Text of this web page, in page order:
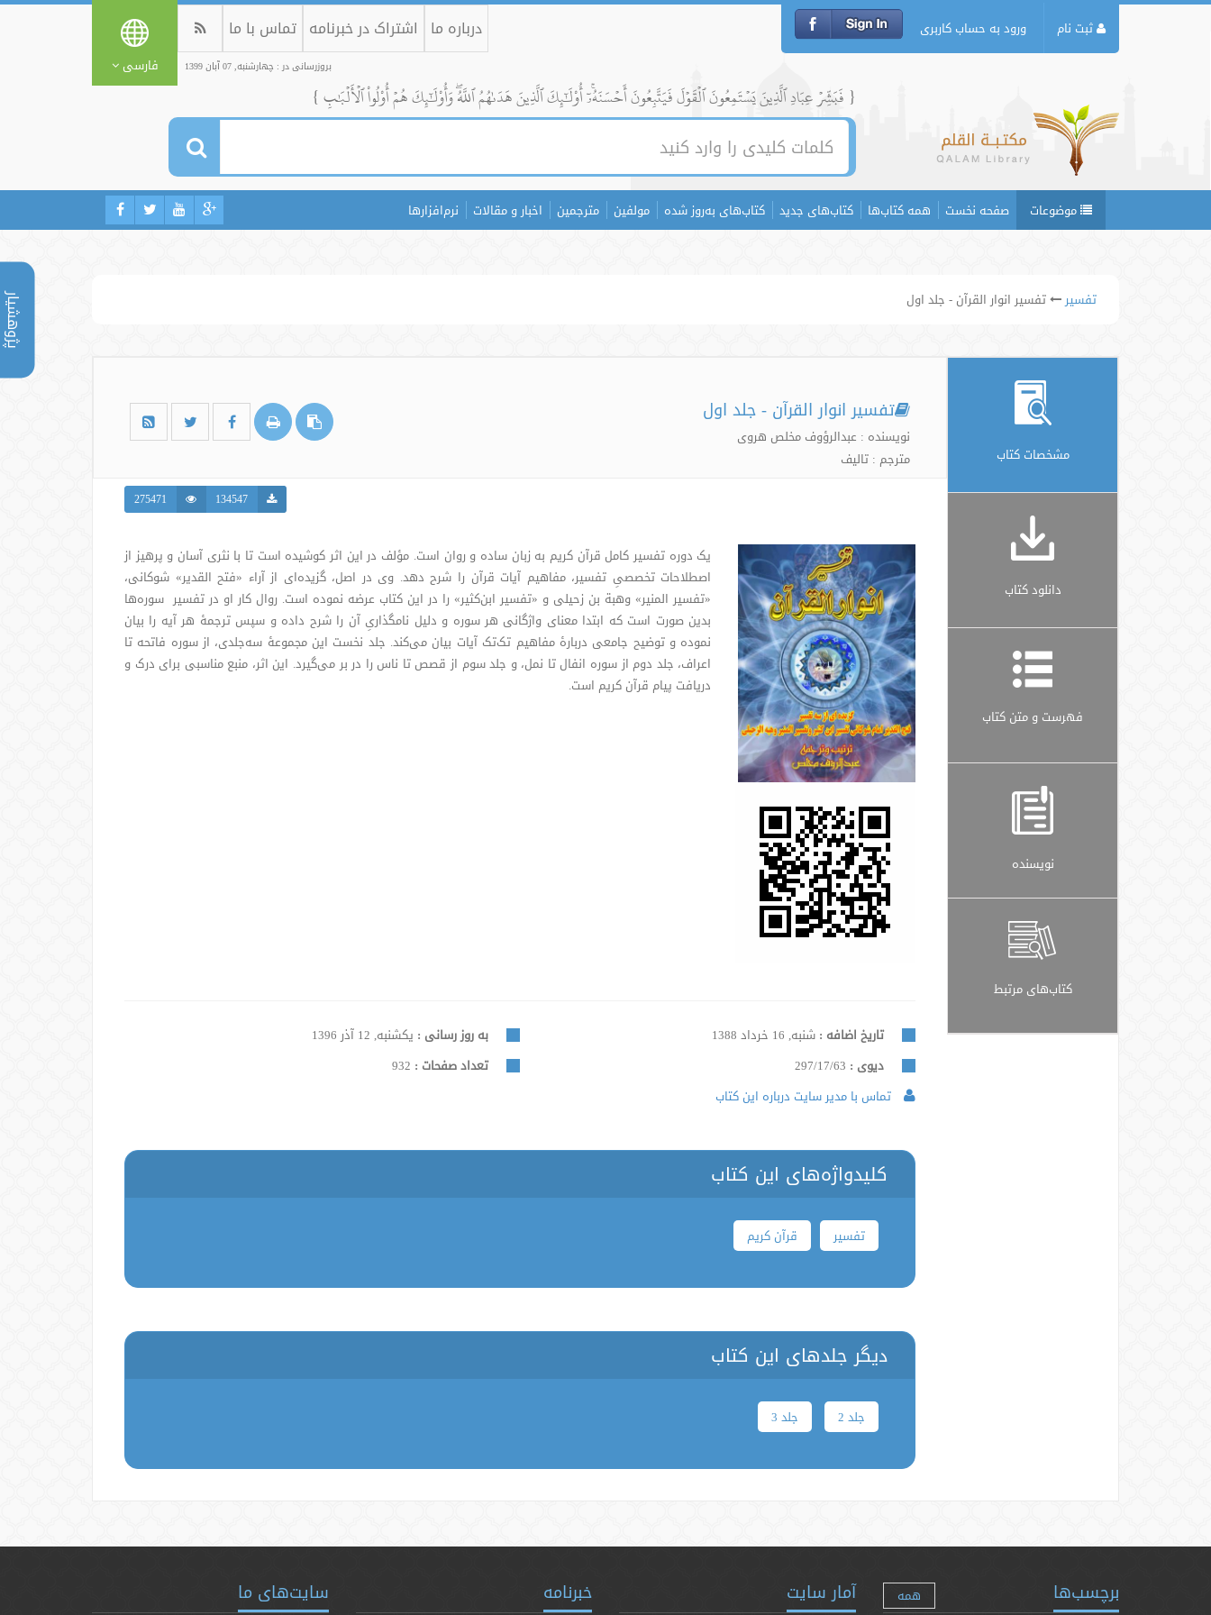
پژوهشیار
ثبت نام ورود به حساب کاربری درباره ما اشتراک در خبرنامه تماس با ما
بروزرسانی در : چهارشنبه, 07 آبان 1399 فارسی
{ فَبَشِّرۡ عِبَادِ ٱلَّذِينَ يَسۡتَمِعُونَ ٱلۡقَوۡلَ فَيَتَّبِعُونَ أَحۡسَنَهُۥٓۚ أُوْلَٰٓئِكَ ٱلَّذِينَ هَدَىٰهُمُ ٱللَّهُۖ وَأُوْلَٰٓئِكَ هُمۡ أُوْلُواْ ٱلۡأَلۡبَٰبِ }
موضوعات صفحه نخست همه کتاب‌ها کتاب‌های جدید کتاب‌های به‌روز شده مولفین مترجمین اخبار و مقالات نرم‌افزارها
تفسیر تفسیر انوار القرآن - جلد اول
مشخصات کتاب
دانلود کتاب
فهرست و متن کتاب
نویسنده
کتاب‌های مرتبط
تفسیر انوار القرآن - جلد اول
نویسنده : عبدالرؤوف مخلص هروی
مترجم : تالیف
134547
275471
یک دوره تفسیر کامل قرآن کریم به زبان ساده و روان است. مؤلف در این اثر کوشیده است تا با نثری آسان و پرهیز از
اصطلاحات تخصصیِ تفسیر، مفاهیم آیات قرآن را شرح دهد. وی در اصل، گزیده‌ای از آراء «فتح القدیر» شوکانی،
«تفسیر المنیر» وهبة بن زحیلی و «تفسیر ابن‌کثیر» را در این کتاب عرضه نموده است. روال کار او در تفسیر سوره‌ها
بدین صورت است که ابتدا معنای واژگانی هر سوره و دلیل نامگذاریِ آن را شرح داده و سپس ترجمۀ هر آیه را بیان
نموده و توضیح جامعی دربارۀ مفاهیم تک‌تک آیات بیان می‌کند. جلد نخست این مجموعۀ سه‌جلدی، از سوره فاتحه تا
اعراف، جلد دوم از سوره انفال تا نمل، و جلد سوم از قصص تا ناس را در بر می‌گیرد. این اثر، منبع مناسبی برای درک و
دریافت پیام قرآن کریم است.
تاریخ اضافه : شنبه, 16 خرداد 1388 به روز رسانی : یکشنبه, 12 آذر 1396
دیوی : 297/17/63 تعداد صفحات :
تماس با مدیر سایت درباره این کتاب
کلیدواژه‌های این کتاب
تفسیر قرآن کریم
دیگر جلدهای این کتاب
جلد 2 جلد 3
برچسب‌ها همه آمار سایت خبرنامه سایت‌های ما